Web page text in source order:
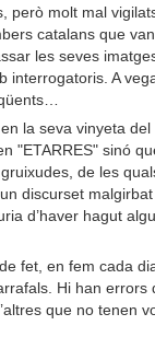
però molt mal
catalans que
les seves
interrogatoris. A
la seva vinyeta del
"ETARRES" sinó
de les
discurset
d’haver hagut
fet, en fem cada
Hi han errors
que no tenen